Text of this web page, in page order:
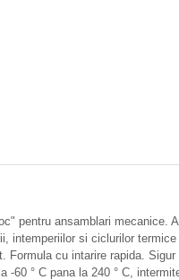
pentru ansamblari mecanice.
intemperiilor si ciclurilor
Formula cu intarire rapida. Sigur
60 ° C pana la 240 ° C,